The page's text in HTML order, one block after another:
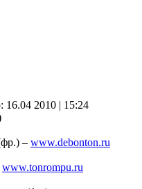
16.04 2010 | 15:24
– www.debonton.ru
www.tonrompu.ru